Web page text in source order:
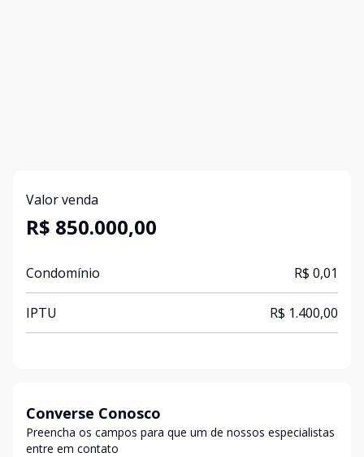
Valor venda
R$ 850.000,00
Condomínio R$ 0,01
IPTU R$ 1.400,00
Converse Conosco
Preencha os campos para que um de nossos especialistas
entre em contato